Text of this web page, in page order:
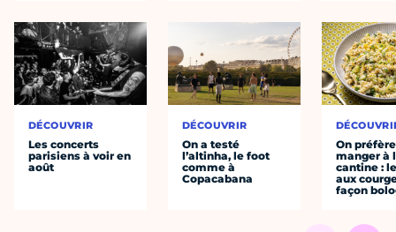
DÉCOUVRIR
Les concerts
parisiens à voir en
août
DÉCOUVRIR
On a testé
l’altinha, le foot
comme à
Copacabana
On préfère
manger à
cantine :
aux
façon